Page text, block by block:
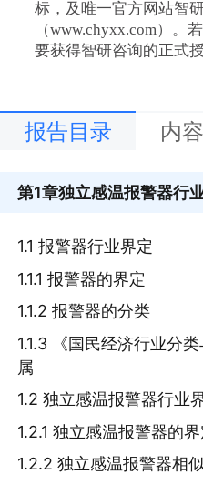
标，及唯一官方网站智
（www.chyxx.com）。
要获得智研咨询的正式授
报告目录 内
第1章独立感温报警器行
1.1 报警器行业界定
1.1.1 报警器的界定
1.1.2 报警器的分类
1.1.3 《国民经济行业分
属
1.2 独立感温报警器行业
1.2.1 独立感温报警器的界
1.2.2 独立感温报警器相